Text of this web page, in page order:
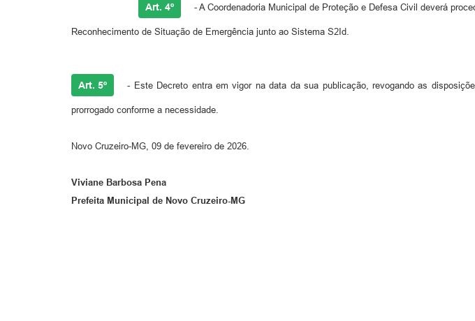
Art. 4º - A Coordenadoria Municipal de Proteção e Defesa Civil deverá
Reconhecimento de Situação de Emergência junto ao Sistema S2Id.
Art. 5º - Este Decreto entra em vigor na data da sua publicação, revogando as
prorrogado conforme a necessidade.
Novo Cruzeiro-MG, 09 de fevereiro de 2026.
Viviane Barbosa Pena
Prefeita Municipal de Novo Cruzeiro-MG